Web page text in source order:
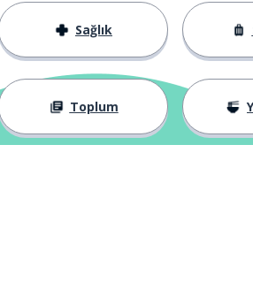
Sağlık
Toplum